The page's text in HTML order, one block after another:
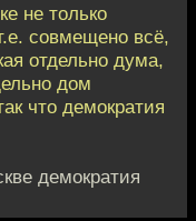
не только
совмещено всё,
отдельно дума,
дом
что демократия
демократия